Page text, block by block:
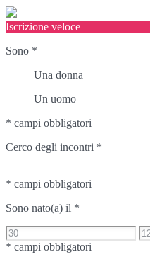
Iscrizione veloce
Sono *
Una donna
Un uomo
* campi obbligatori
Cerco degli incontri *
* campi obbligatori
Sono nato(a) il *
* campi obbligatori